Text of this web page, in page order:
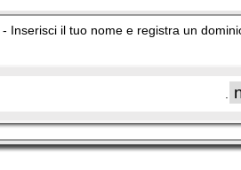
- Inserisci il tuo nome e registra un